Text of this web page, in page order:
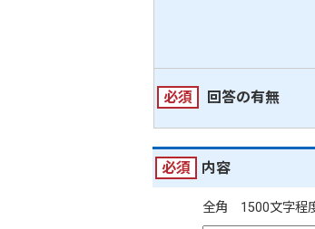
必須 回答の有無
必須 内容
全角 1500文字程